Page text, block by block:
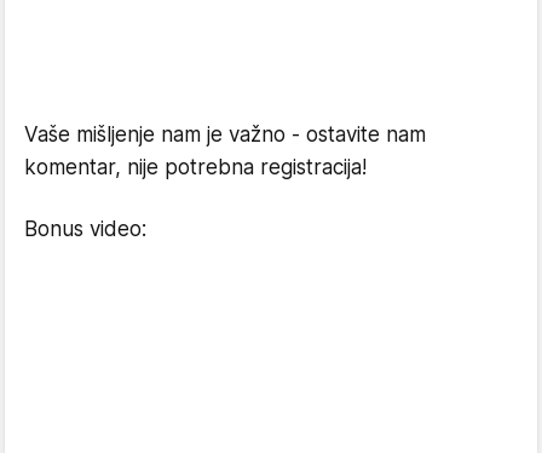
Vaše mišljenje nam je važno - ostavite nam
komentar, nije potrebna registracija!
Bonus video: